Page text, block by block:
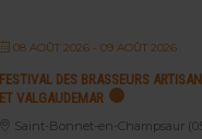
08 AOÛT 2026- 09 AOÛT 2026
FESTIVAL DES BRASSEURS
ET VALGAUDEMAR
Saint-Bonnet-en-Champsaur